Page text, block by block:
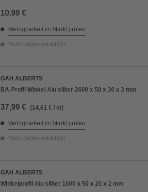
10,99 €
Verfügbarkeit im Markt prüfen
Nicht online erhältlich
GAH ALBERTS
BA-Profil Winkel Alu silber 2600 x 50 x 30 x 3 mm
37,99 € (14,61 € / m)
Verfügbarkeit im Markt prüfen
Nicht online erhältlich
GAH ALBERTS
Winkelprofil Alu silber 1000 x 50 x 20 x 2 mm